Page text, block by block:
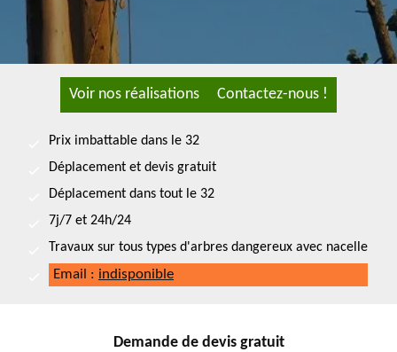
Voir nos réalisations Contactez-nous !
Prix imbattable dans le 32
Déplacement et devis gratuit
Déplacement dans tout le 32
7j/7 et 24h/24
Travaux sur tous types d'arbres dangereux avec nacelle
Email : indisponible
Demande de devis gratuit